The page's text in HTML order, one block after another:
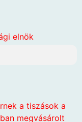
elnök
a tiszások a
megvásárolt